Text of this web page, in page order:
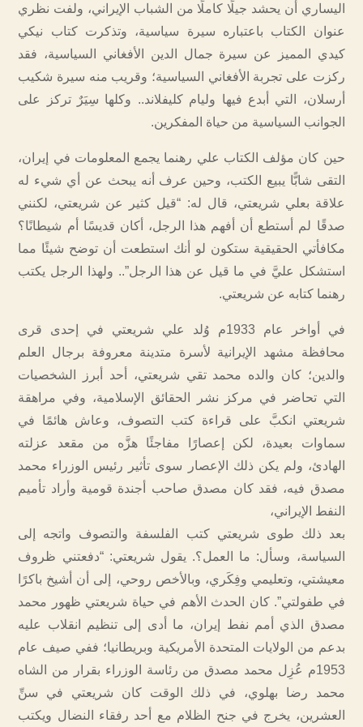
اليساري أن يحشد جيلًا كاملًا من الشباب الإيراني، ولفت نظري
عنوان الكتاب باعتباره سيرة سياسية، وتذكرت كتاب نيكي
كيدي المميز عن سيرة جمال الدين الأفغاني السياسية، فقد
ركزت على تجربة الأفغاني السياسية؛ وقريب منه سيرة شكيب
أرسلان، التي أبدع فيها وليام كليفلاند.. وكلها سِيَرٌ تركز على
الجوانب السياسية من حياة المفكرين.
حين كان مؤلف الكتاب علي رهنما يجمع المعلومات في إيران،
التقى شابًّا يبيع الكتب، وحين عرف أنه يبحث عن أي شيء له
علاقة بعلي شريعتي، قال له: “قيل كثير عن شريعتي، لكنني
صدقًا لم أستطع أن أفهم هذا الرجل، أكان قديسًا أم شيطانًا؟
مكافأتي الحقيقية ستكون لو أنك استطعت أن توضح شيئًا مما
استشكل عليَّ في ما قيل عن هذا الرجل”.. ولهذا الرجل يكتب
رهنما كتابه عن شريعتي.
في أواخر عام 1933م وُلد علي شريعتي في إحدى قرى
محافظة مشهد الإيرانية لأسرة متدينة معروفة برجال العلم
والدين؛ كان والده محمد تقي شريعتي، أحد أبرز الشخصيات
التي تحاضر في مركز نشر الحقائق الإسلامية، وفي مراهقة
شريعتي انكبَّ على قراءة كتب التصوف، وعاش هائمًا في
سماوات بعيدة، لكن إعصارًا مفاجئًا هزَّه من مقعد عزلته
الهادئ، ولم يكن ذلك الإعصار سوى تأثير رئيس الوزراء محمد
مصدق فيه، فقد كان مصدق صاحب أجندة قومية وأراد تأميم
النفط الإيراني،
بعد ذلك طوى شريعتي كتب الفلسفة والتصوف واتجه إلى
السياسة، وسأل: ما العمل؟. يقول شريعتي: “دفعتني ظروف
معيشتي، وتعليمي وفِكَري، وبالأخص روحي، إلى أن أشيخ باكرًا
في طفولتي”. كان الحدث الأهم في حياة شريعتي ظهور محمد
مصدق الذي أمم نفط إيران، ما أدى إلى تنظيم انقلاب عليه
بدعم من الولايات المتحدة الأمريكية وبريطانيا؛ ففي صيف عام
1953م عُزِل محمد مصدق من رئاسة الوزراء بقرار من الشاه
محمد رضا بهلوي، في ذلك الوقت كان شريعتي في سنِّ
العشرين، يخرج في جنح الظلام مع أحد رفقاء النضال ويكتب